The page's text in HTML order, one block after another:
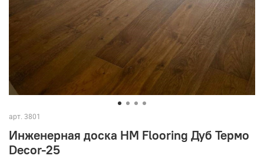
арт. 3801
Инженерная доска HM Flooring Дуб Термо
Decor-25